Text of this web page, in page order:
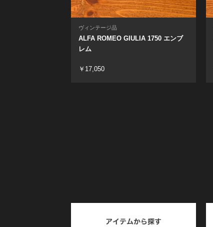
ヴィンテージ品
ALFA ROMEO GIULIA 1750 エンブ
レム
￥17,050